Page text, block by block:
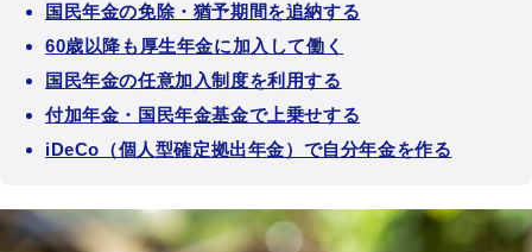
国民年金の免除・猶予期間を追納する
60歳以降も厚生年金に加入して働く
国民年金の任意加入制度を利用する
付加年金・国民年金基金で上乗せする
iDeCo（個人型確定拠出年金）で自分年金を作る